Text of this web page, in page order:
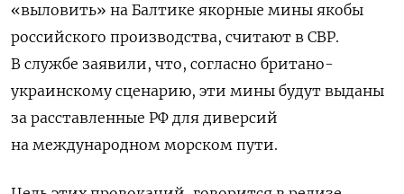
«выловить» на Балтике якорные мины якобы
российского производства, считают в СВР.
В службе заявили, что, согласно британо-
украинскому сценарию, эти мины будут выданы
за расставленные РФ для диверсий
на международном морском пути.